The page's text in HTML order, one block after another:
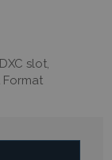
slot,
Format